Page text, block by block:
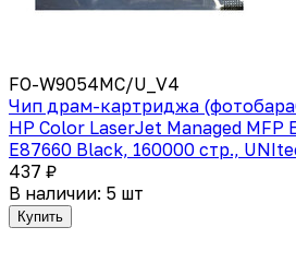
FO-W9054MC/U_V4
Чип драм-картриджа
HP Color LaserJet Managed MFP
E87660 Black, 160000 стр.,
437 ₽
В наличии: 5 шт
Купить